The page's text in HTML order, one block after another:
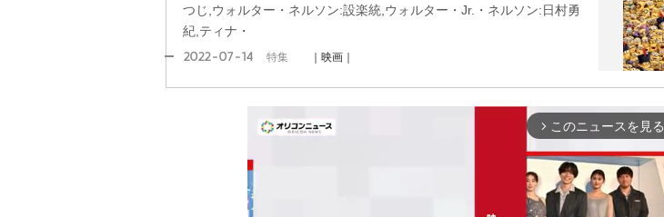
つじ,ウォルター・ネルソン:設楽統,ウォルター・Jr.・ネルソン:日村勇
紀,ティナ・
2022-07-14 特集 ｜映画｜
arrow_forward_ios このニュースを見る